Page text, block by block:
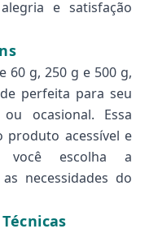
e satisfação
60 g, 250 g e 500 g,
perfeita para seu
ocasional. Essa
produto acessível e
você escolha a
necessidades do